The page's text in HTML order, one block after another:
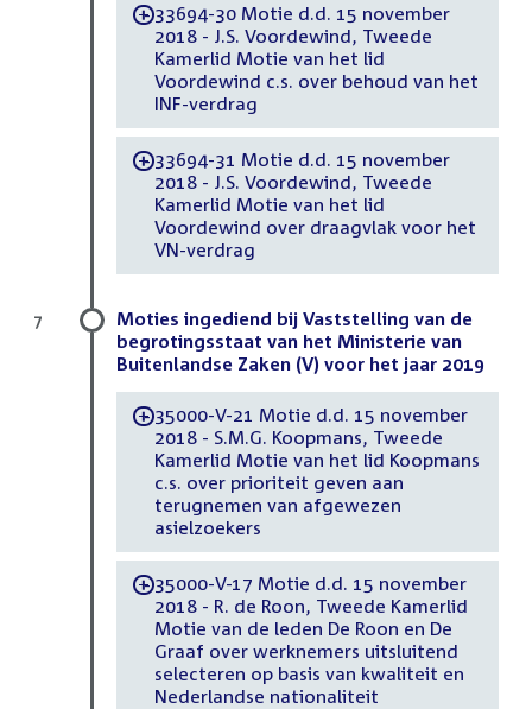
-33694-30 Motie d.d. 15 november
2018 - J.S. Voordewind, Tweede
Kamerlid Motie van het lid
Voordewind c.s. over behoud van het
INF-verdrag
-33694-31 Motie d.d. 15 november
2018 - J.S. Voordewind, Tweede
Kamerlid Motie van het lid
Voordewind over draagvlak voor het
VN-verdrag
Moties ingediend bij Vaststelling van de
begrotingsstaat van het Ministerie van
Buitenlandse Zaken (V) voor het jaar 2019
-35000-V-21 Motie d.d. 15 november
2018 - S.M.G. Koopmans, Tweede
Kamerlid Motie van het lid Koopmans
c.s. over prioriteit geven aan
terugnemen van afgewezen
asielzoekers
-35000-V-17 Motie d.d. 15 november
2018 - R. de Roon, Tweede Kamerlid
Motie van de leden De Roon en De
Graaf over werknemers uitsluitend
selecteren op basis van kwaliteit en
Nederlandse nationaliteit
7